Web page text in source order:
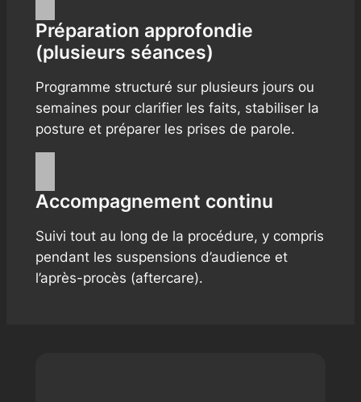
Préparation approfondie
(plusieurs séances)
Programme structuré sur plusieurs jours ou
semaines pour clarifier les faits, stabiliser la
posture et préparer les prises de parole.
Accompagnement continu
Suivi tout au long de la procédure, y compris
pendant les suspensions d’audience et
l’après-procès (aftercare).